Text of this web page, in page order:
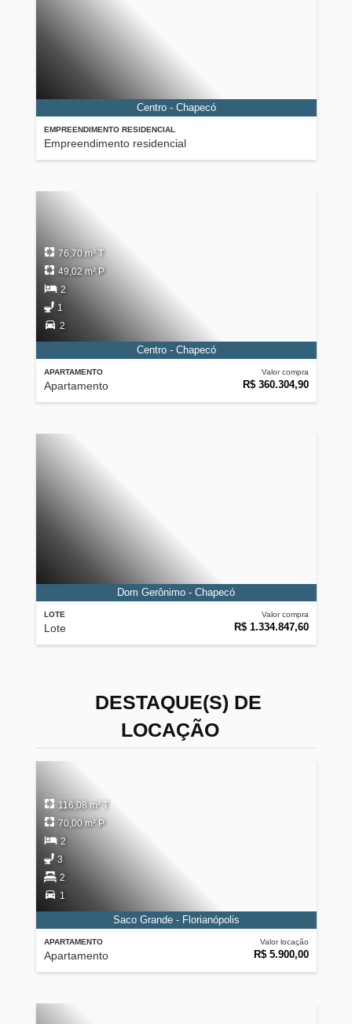
EMPREENDIMENTO RESIDENCIAL
Empreendimento residencial
Centro - Chapecó
APARTAMENTO
Apartamento
Valor compra
R$ 360.304,90
76,70 m² T
49,02 m² P
2
1
2
Centro - Chapecó
LOTE
Lote
Valor compra
R$ 1.334.847,60
Dom Gerônimo - Chapecó
DESTAQUE(S) DE
LOCAÇÃO
APARTAMENTO
Apartamento
Valor locação
R$ 5.900,00
116,08 m² T
70,00 m² P
2
3
2
1
Saco Grande - Florianópolis